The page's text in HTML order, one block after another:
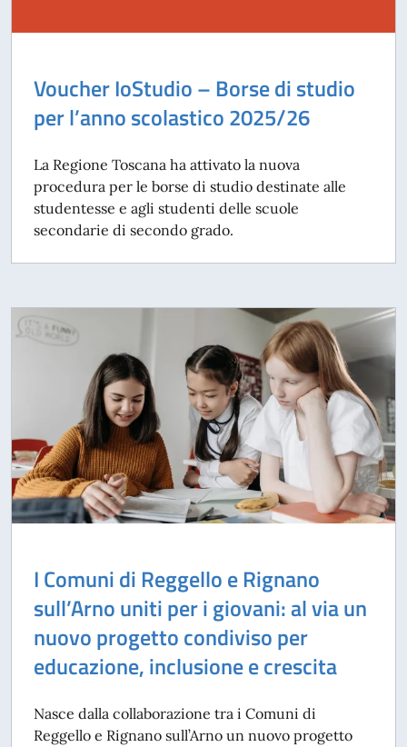
Voucher IoStudio – Borse di studio
per l’anno scolastico 2025/26
La Regione Toscana ha attivato la nuova
procedura per le borse di studio destinate alle
studentesse e agli studenti delle scuole
secondarie di secondo grado.
I Comuni di Reggello e Rignano
sull’Arno uniti per i giovani: al via un
nuovo progetto condiviso per
educazione, inclusione e crescita
Nasce dalla collaborazione tra i Comuni di
Reggello e Rignano sull’Arno un nuovo progetto